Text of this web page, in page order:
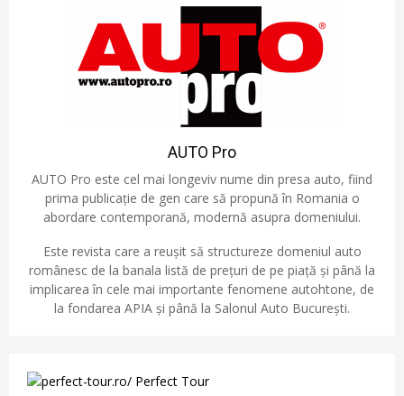
AUTO Pro
AUTO Pro este cel mai longeviv nume din presa auto, fiind
prima publicație de gen care să propună în Romania o
abordare contemporană, modernă asupra domeniului.
Este revista care a reușit să structureze domeniul auto
românesc de la banala listă de prețuri de pe piață și până la
implicarea în cele mai importante fenomene autohtone, de
la fondarea APIA și până la Salonul Auto București.